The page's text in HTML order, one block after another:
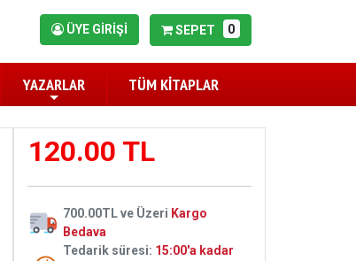
ÜYE GİRİŞİ SEPET 0
YAZARLAR TÜM KİTAPLAR
120.00 TL
700.00TL ve Üzeri Kargo
Bedava
Tedarik süresi: 15:00'a kadar